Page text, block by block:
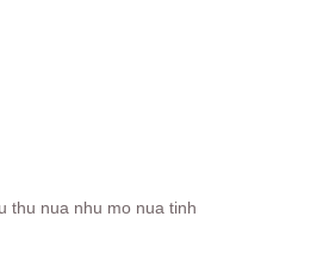
thu nua nhu mo nua tinh